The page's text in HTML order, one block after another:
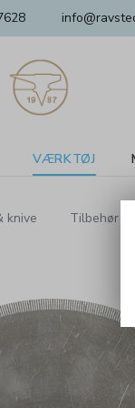
VÆRKTØJ
knive Tilbehør